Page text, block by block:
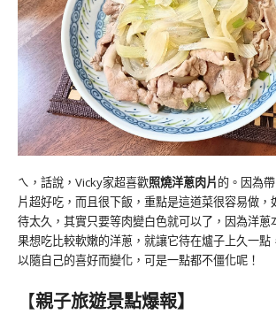
ㄟ，話說，Vicky家超喜歡照燒洋蔥肉片的。因為
片超好吃，而且很下飯，重點是這道菜很容易做，
待太久，其實只要等肉變白色就可以了，因為洋蔥
果想吃比較軟嫩的洋蔥，就讓它待在爐子上久一點
以隨自己的喜好而變化，可是一點都不僵化呢！
【親子旅遊景點爆報】